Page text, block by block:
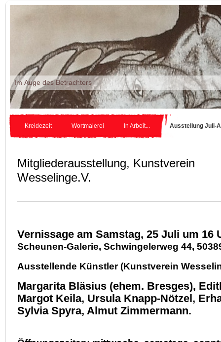
Im Auge des
Kreidezeit Wortmalerei In Arbeit... Ausstellung Juli-
Mitgliederausstellung, Kunstverein
Wesselinge.V.
Vernissage am Samstag, 25 Juli um 16
Scheunen-Galerie, Schwingelerweg 44,
Ausstellende Künstler (Kunstverein
Margarita Bläsius (ehem. Bresges),
Margot Keila, Ursula Knapp-Nötzel,
Sylvia Spyra, Almut Zimmermann.